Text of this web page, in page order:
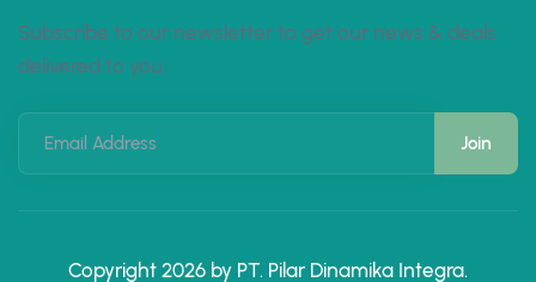
Subscribe to our newsletter to get our news & deals
delivered to you.
Email Address
Copyright 2026 by PT. Pilar Dinamika Integra.